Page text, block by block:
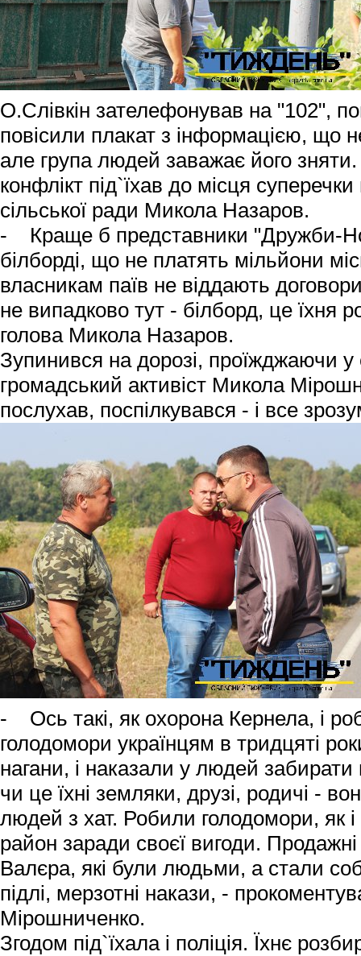
О.Слівкін зателефонував на "102",
повісили плакат з інформацією, що
але група людей заважає його
конфлікт під`їхав до місця
сільської ради Микола Назаров.
- Краще б представники "Дружби-
білборді, що не платять мільйони
власникам паїв не віддають
не випадково тут - білборд, це їхня
голова Микола Назаров.
Зупинився на дорозі, проїжджаючи
громадський активіст Микола
послухав, поспілкувався - і все
- Ось такі, як охорона Кернела, і
голодомори українцям в тридцяті
нагани, і наказали у людей
чи це їхні земляки, друзі, родичі -
людей з хат. Робили голодомори, як
район заради своєї вигоди.
Валєра, які були людьми, а стали
підлі, мерзотні накази, -
Мірошниченко.
Згодом під`їхала і поліція. Їхнє